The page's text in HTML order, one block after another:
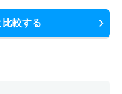
較する